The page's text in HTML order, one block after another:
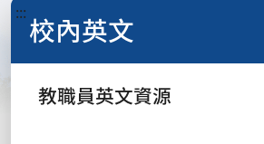
::: 校內英文
教職員英文資源